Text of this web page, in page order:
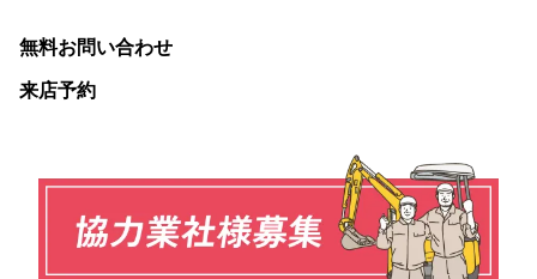
無料お問い合わせ
来店予約